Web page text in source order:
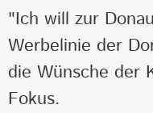
"Ich will zur
Werbelinie der
die Wünsche der
Fokus.